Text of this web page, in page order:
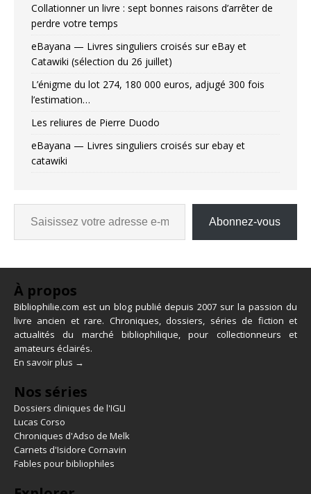
Collationner un livre : sept bonnes raisons d’arrêter de
perdre votre temps
eBayana — Livres singuliers croisés sur eBay et
Catawiki (sélection du 26 juillet)
L’énigme du lot 274, 180 000 euros, adjugé 300 fois
l’estimation…
Les reliures de Pierre Duodo
eBayana — Livres singuliers croisés sur ebay et
catawiki
Abonnez-vous
À propos
Bibliophilie.com est un blog publié depuis 2007 sur la passion du
livre ancien et rare. Chroniques, dossiers, séries de fiction et
actualités du marché bibliophilique, pour collectionneurs et
amateurs éclairés.
En savoir plus →
Nos séries
Dossiers cliniques de l'IGLI
Lucas Corso
Chroniques d'Adso de Melk
Carnets d'Isidore Cornavin
Fables pour bibliophiles